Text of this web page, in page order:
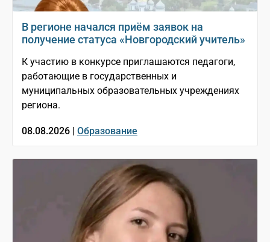
В регионе начался приём заявок на
получение статуса «Новгородский учитель»
К участию в конкурсе приглашаются педагоги,
работающие в государственных и
муниципальных образовательных учреждениях
региона.
08.08.2026 | Образование